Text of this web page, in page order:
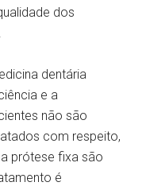
dos
dentária
e a
não são
com respeito,
prótese fixa são
é